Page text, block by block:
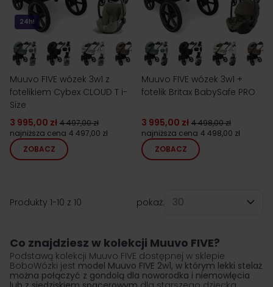
24h!
Muuvo FIVE wózek 3w1 z
fotelikiem Cybex CLOUD T i-
Size
3 995,00 zł 4 497,00 zł
najniższa cena 4 497,00 zł
ZOBACZ
Muuvo FIVE wózek 3w1 +
fotelik Britax BabySafe PRO
3 995,00 zł 4 498,00 zł
najniższa cena 4 498,00 zł
ZOBACZ
Produkty 1-10 z 10
pokaż:
Co znajdziesz w kolekcji Muuvo FIVE?
Podstawą kolekcji Muuvo FIVE dostępnej w sklepie
BoboWózki jest model Muuvo FIVE 2w1, w którym lekki stelaż
można połączyć z gondolą dla noworodka i niemowlęcia